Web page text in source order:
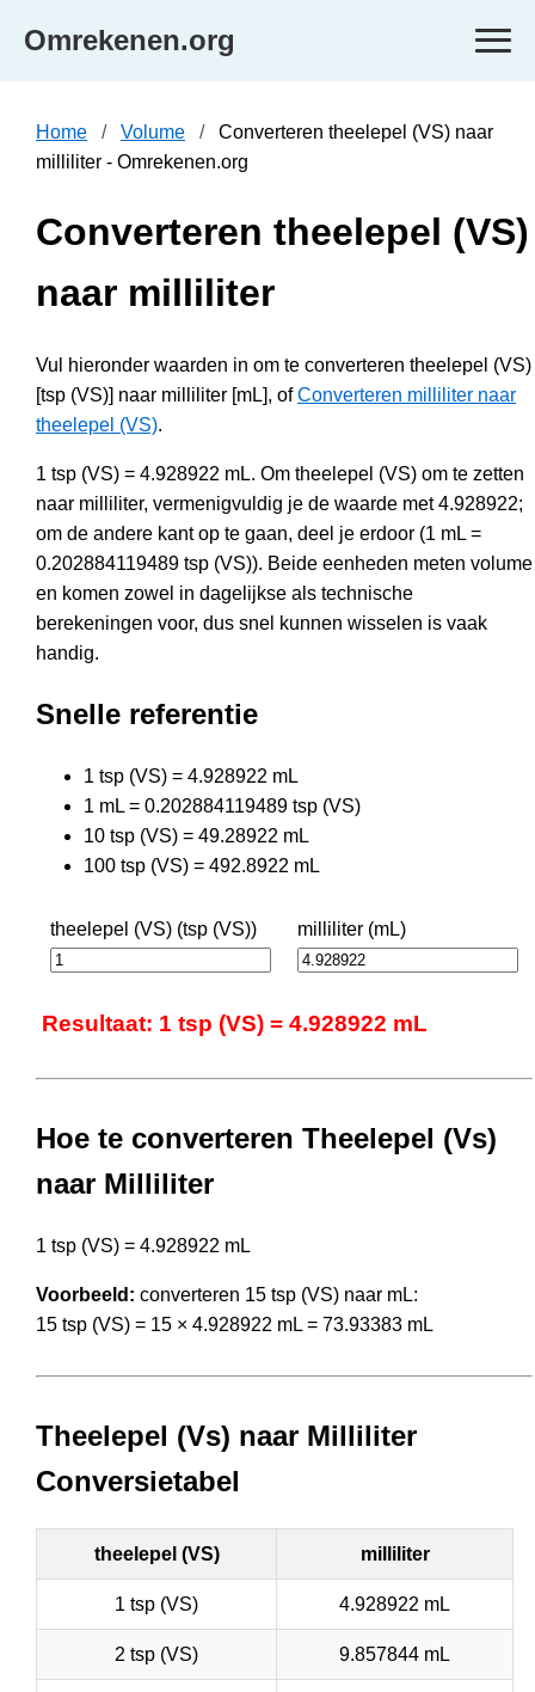
Omrekenen.org
Home Volume
Converteren theelepel (VS) naar
milliliter - Omrekenen.org
Converteren theelepel (VS)
naar milliliter
Vul hieronder waarden in om te converteren theelepel (VS)
[tsp (VS)] naar milliliter [mL], ofConverteren milliliter naar
theelepel (VS).
1 tsp (VS) = 4.928922 mL. Om theelepel (VS) om te zetten
naar milliliter, vermenigvuldig je de waarde met 4.928922;
om de andere kant op te gaan, deel je erdoor (1 mL =
0.202884119489 tsp (VS)). Beide eenheden meten volume
en komen zowel in dagelijkse als technische
berekeningen voor, dus snel kunnen wisselen is vaak
handig.
Snelle referentie
1 tsp (VS) = 4.928922 mL
1 mL = 0.202884119489 tsp (VS)
10 tsp (VS) = 49.28922 mL
100 tsp (VS) = 492.8922 mL
theelepel (VS) (tsp (VS)) milliliter (mL)
Resultaat: 1 tsp (VS) = 4.928922 mL
Hoe te converteren Theelepel (Vs)
naar Milliliter
1 tsp (VS) = 4.928922 mL
Voorbeeld: converteren 15 tsp (VS) naar mL:
15 tsp (VS) = 15 × 4.928922 mL = 73.93383 mL
Theelepel (Vs) naar Milliliter
Conversietabel
theelepel (VS) milliliter
1 tsp (VS) 4.928922 mL
2 tsp (VS) 9.857844 mL